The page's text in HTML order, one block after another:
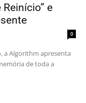
e
0
a Algorithm apresenta
de toda a